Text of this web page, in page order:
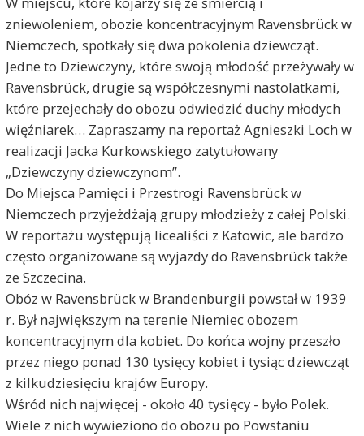
zniewoleniem, obozie koncentracyjnym Ravensbrück w
Niemczech, spotkały się dwa pokolenia dziewcząt.
Jedne to Dziewczyny, które swoją młodość przeżywały w
Ravensbrück, drugie są współczesnymi nastolatkami,
które przejechały do obozu odwiedzić duchy młodych
więźniarek… Zapraszamy na reportaż Agnieszki Loch w
realizacji Jacka Kurkowskiego zatytułowany
„Dziewczyny dziewczynom”.
Do Miejsca Pamięci i Przestrogi Ravensbrück w
Niemczech przyjeżdżają grupy młodzieży z całej Polski.
W reportażu występują licealiści z Katowic, ale bardzo
często organizowane są wyjazdy do Ravensbrück także
ze Szczecina.
Obóz w Ravensbrück w Brandenburgii powstał w 1939
r. Był największym na terenie Niemiec obozem
koncentracyjnym dla kobiet. Do końca wojny przeszło
przez niego ponad 130 tysięcy kobiet i tysiąc dziewcząt
z kilkudziesięciu krajów Europy.
Wśród nich najwięcej - około 40 tysięcy - było Polek.
Wiele z nich wywieziono do obozu po Powstaniu